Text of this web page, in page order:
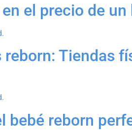
el precio de un
Tiendas
bebé reborn